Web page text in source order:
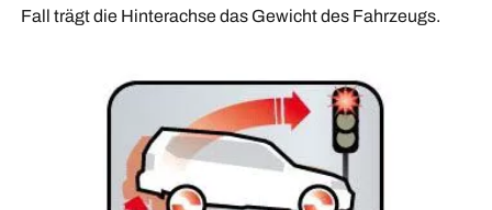
Fall trägt die Hinterachse das Gewicht des Fahrzeugs.